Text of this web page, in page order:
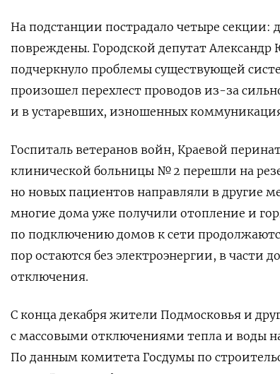
На подстанции пострадало четыре секции:
повреждены. Городской депутат
подчеркнуло проблемы существующей
произошел перехлест проводов из-за
и в устаревших, изношенных
Госпиталь ветеранов войн, Краевой
клинической больницы № 2 перешли на
но новых пациентов направляли в другие
многие дома уже получили отопление и
по подключению домов к сети
пор остаются без электроэнергии, в части
отключения.
С конца декабря жители Подмосковья и
с массовыми отключениями тепла и воды
По данным комитета Госдумы по